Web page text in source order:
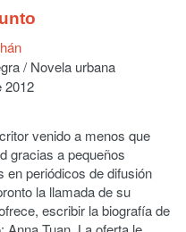
/ Novela urbana
2012
venido a menos que
gracias a pequeños
en periódicos de difusión
la llamada de su
escribir la biografía de